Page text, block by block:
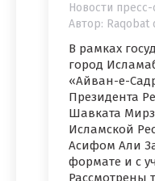
Новости
Автор: Raqobat
В рамках
город
«Айван-е-
Президента
Шавката
Исламской
Асифом Али
формате и с
Рассмотрены